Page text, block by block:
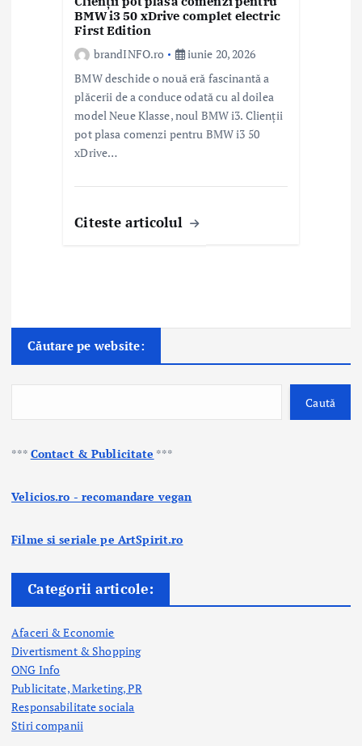
BMW i3 50 xDrive complet electric
First Edition
brandINFO.ro
iunie 20, 2026
BMW deschide o nouă eră fascinantă a
plăcerii de a conduce odată cu al doilea
model Neue Klasse, noul BMW i3. Clienții
pot plasa comenzi pentru BMW i3 50
xDrive…
Citeste articolul
Căutare pe website:
Caută
*** Contact & Publicitate ***
Velicios.ro - recomandare vegan
Filme si seriale pe ArtSpirit.ro
Categorii articole:
Afaceri & Economie
Divertisment & Shopping
ONG Info
Publicitate, Marketing, PR
Responsabilitate sociala
Stiri companii